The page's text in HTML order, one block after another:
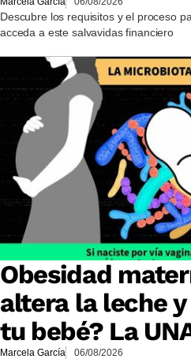
Descubre los requisitos y el proceso
acceda a este salvavidas financiero
Obesidad
altera la leche
tu bebé? La
Marcela García 06/08/2026